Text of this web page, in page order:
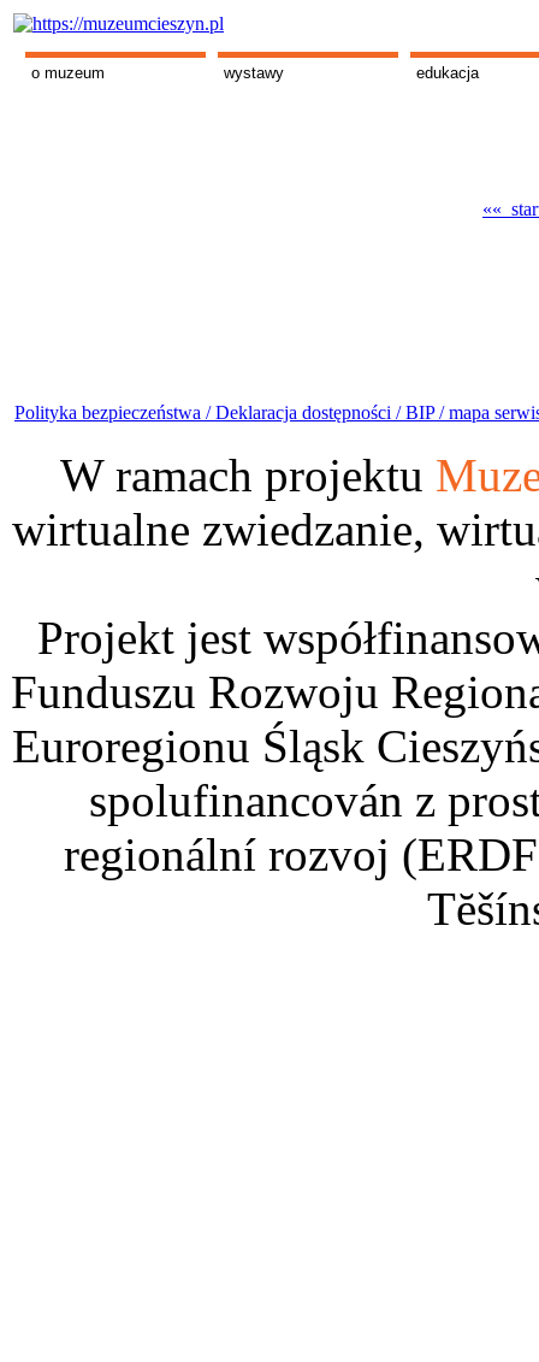
o muzeum wystawy edukacja
««
Polityka bezpieczeństwa /Deklaracja dostępności /BIP /mapa
W ramach projektu
wirtualne zwiedzanie,
Projekt jest
Funduszu Rozwoju
Euroregionu Śląsk
spolufinancován z
regionální rozvoj